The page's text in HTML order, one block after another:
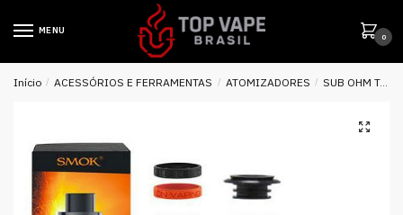
MENU
0
Início / ACESSÓRIOS E FERRAMENTAS / ATOMIZADORES / SUB OHM TANK